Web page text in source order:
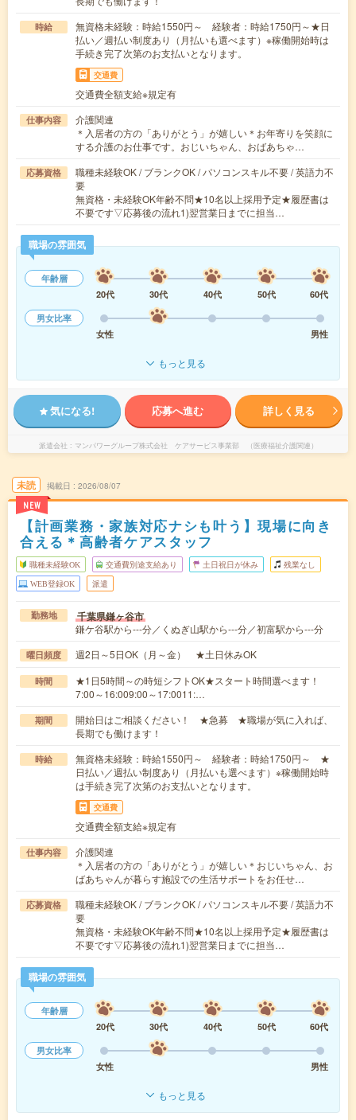
時給
無資格未経験：時給1550円～ 経験者：時給1750円～★日
払い／週払い制度あり（月払いも選べます）※稼働開始時は
手続き完了次第のお支払いとなります。
交通費
交通費全額支給※規定有
仕事内容
介護関連
＊入居者の方の「ありがとう」が嬉しい＊お年寄りを笑顔に
する介護のお仕事です。おじいちゃん、おばあちゃ…
応募資格
職種未経験OK / ブランクOK / パソコンスキル不要 / 英語力不
要
無資格・未経験OK年齢不問★10名以上採用予定★履歴書は
不要です▽応募後の流れ1)翌営業日までに担当…
職場の雰囲気
年齢層
20代
30代 40代 50代
60代
男女比率
女性
男性
もっと見る
気になる! 応募へ進む 詳しく見る
派遣会社 マンパワーグループ株式会社 ケアサービス事業部 （医療福祉介護関連）
未読
NEW
掲載日 2026/08/07
【計画業務・家族対応ナシも叶う】現場に向き
合える＊高齢者ケアスタッフ
職種未経験OK 交通費別途支給あり 土日祝日が休み 残業なし
WEB登録OK 派遣
勤務地 千葉県鎌ヶ谷市
鎌ケ谷駅から---分／くぬぎ山駅から---分／初富駅から---分
曜日頻度 週2日～5日OK（月～金） ★土日休みOK
時間
★1日5時間～の時短シフトOK★スタート時間選べます！
7:00～16:009:00～17:0011:…
期間
開始日はご相談ください！ ★急募 ★職場が気に入れば、
長期でも働けます！
時給
無資格未経験：時給1550円～ 経験者：時給1750円～ ★
日払い／週払い制度あり（月払いも選べます）※稼働開始時
は手続き完了次第のお支払いとなります。
交通費
交通費全額支給※規定有
仕事内容
介護関連
＊入居者の方の「ありがとう」が嬉しい＊おじいちゃん、お
ばあちゃんが暮らす施設での生活サポートをお任せ…
応募資格
職種未経験OK / ブランクOK / パソコンスキル不要 / 英語力不
要
無資格・未経験OK年齢不問★10名以上採用予定★履歴書は
不要です▽応募後の流れ1)翌営業日までに担当…
職場の雰囲気
年齢層
20代
30代 40代 50代
60代
男女比率
女性
男性
もっと見る